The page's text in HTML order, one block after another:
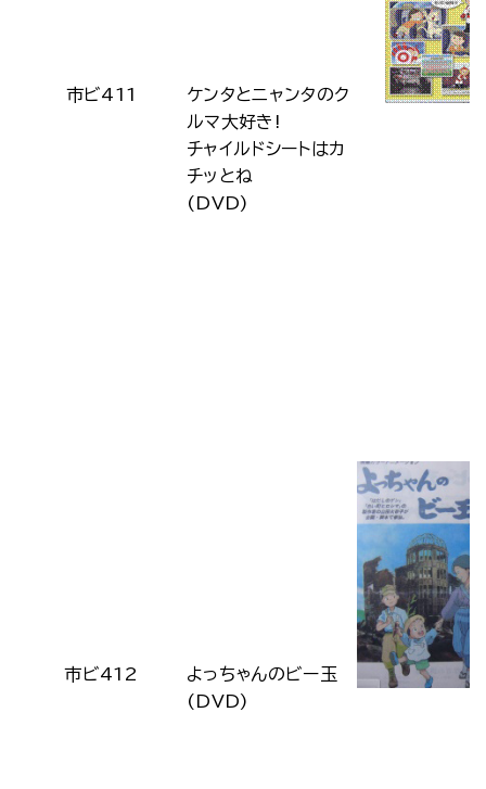
市ビ411
ケンタとニャンタのク
ルマ大好き!
チャイルドシートはカ
チッとね
(DVD)
市ビ412
よっちゃんのビー玉
(DVD)